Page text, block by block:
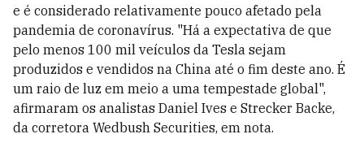
e é considerado relativamente pouco afetado pela
pandemia de coronavírus. "Há a expectativa de que
pelo menos 100 mil veículos da Tesla sejam
produzidos e vendidos na China até o fim deste ano. É
um raio de luz em meio a uma tempestade global",
afirmaram os analistas Daniel Ives e Strecker Backe,
da corretora Wedbush Securities, em nota.